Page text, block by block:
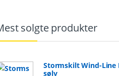
solgte produkter
Stormskilt Wind-Line
sølv